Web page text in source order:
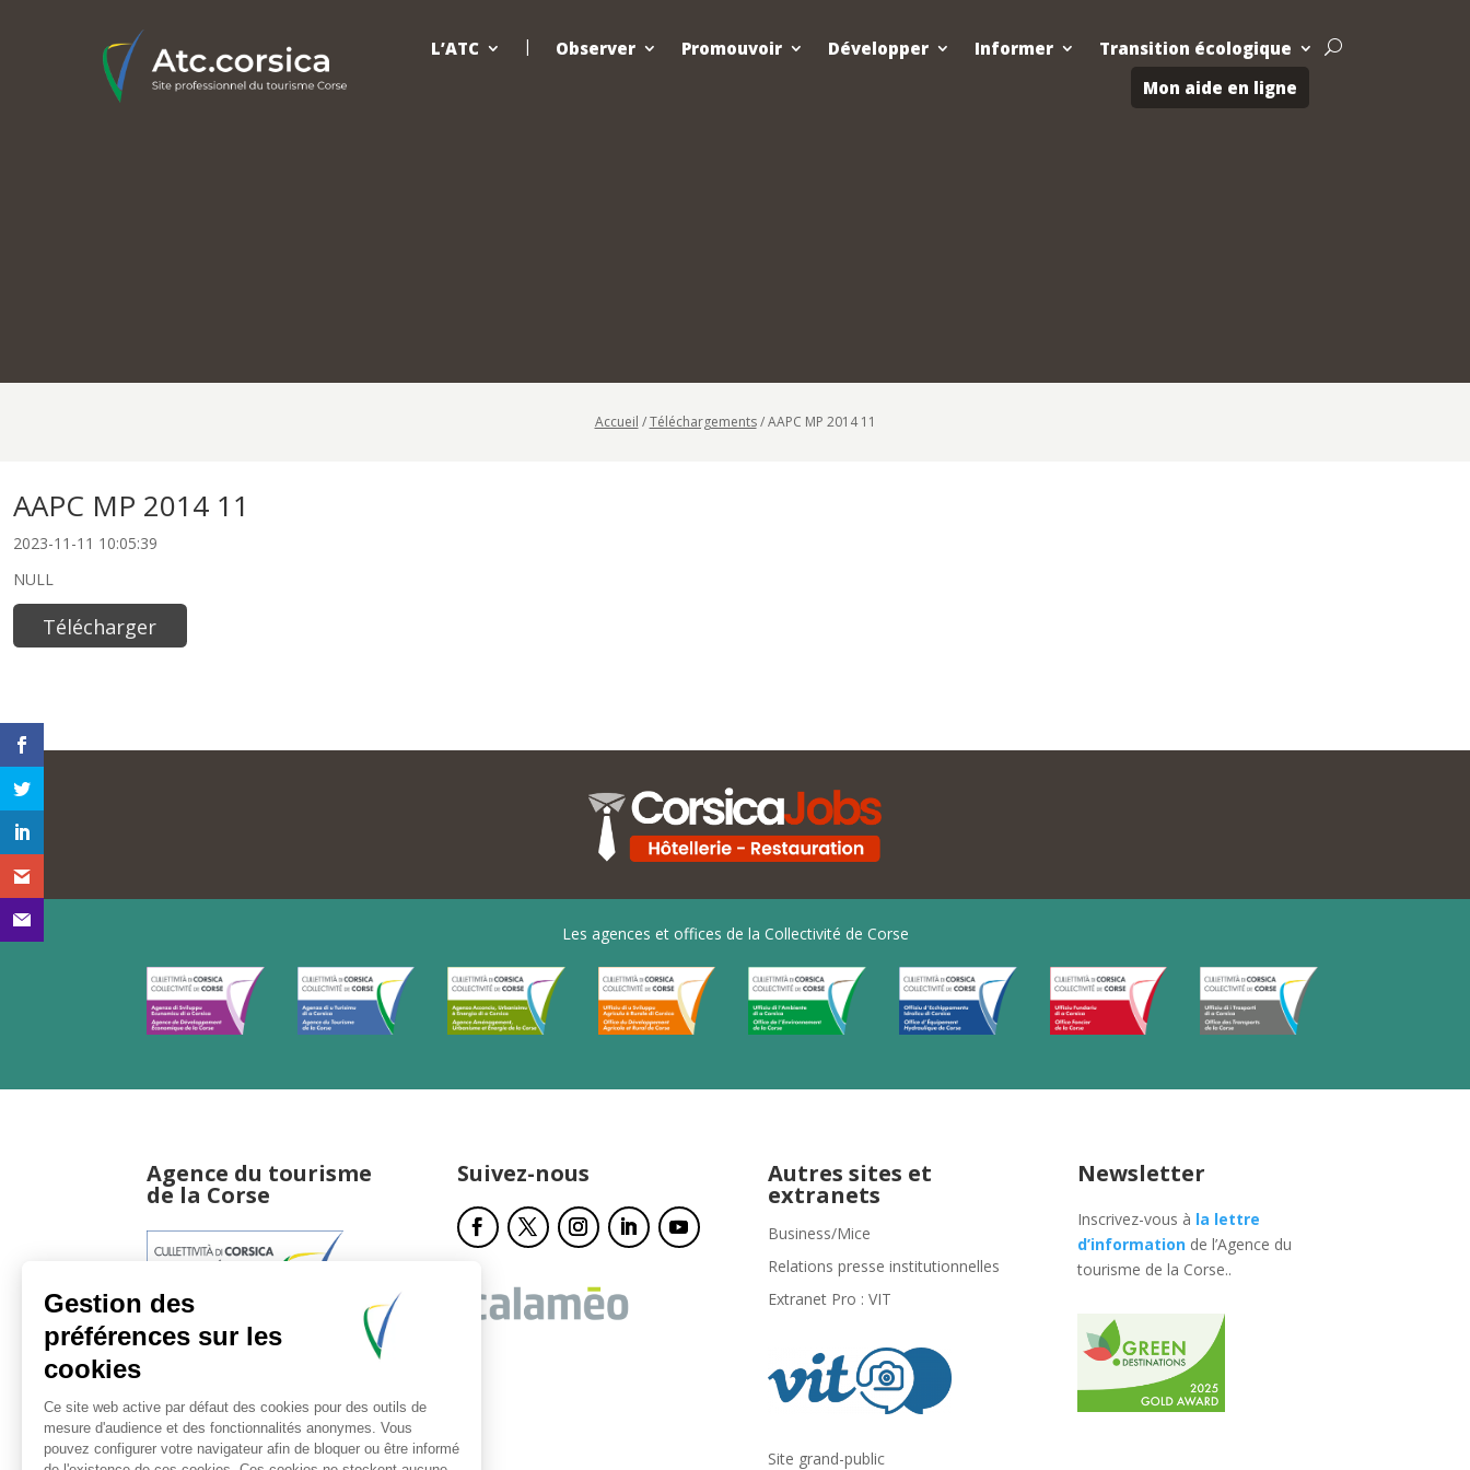
L’ATC Observer Promouvoir Développer Informer
Transition écologique
Mon aide en ligne
U
Accueil /Téléchargements/AAPC MP 2014 11
AAPC MP 2014 11
2023-11-11 10:05:39
NULL
Télécharger
Les agences et offices de la Collectivité de Corse
Agence du tourisme
de la Corse
20181 Ajaccio Cedex 01
T : 04 95 51 77 77
Suivez-nous Autres sites et
extranets
Business/Mice
Relations presse institutionnelles
Extranet Pro : VIT
Site grand-public
Newsletter
Inscrivez-vous à la lettre
d’information de l’Agence du
tourisme de la Corse..